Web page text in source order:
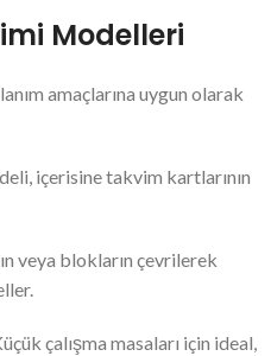
Modelleri
amaçlarına uygun olarak
içerisine takvim kartlarının
veya blokların çevrilerek
çalışma masaları için ideal,